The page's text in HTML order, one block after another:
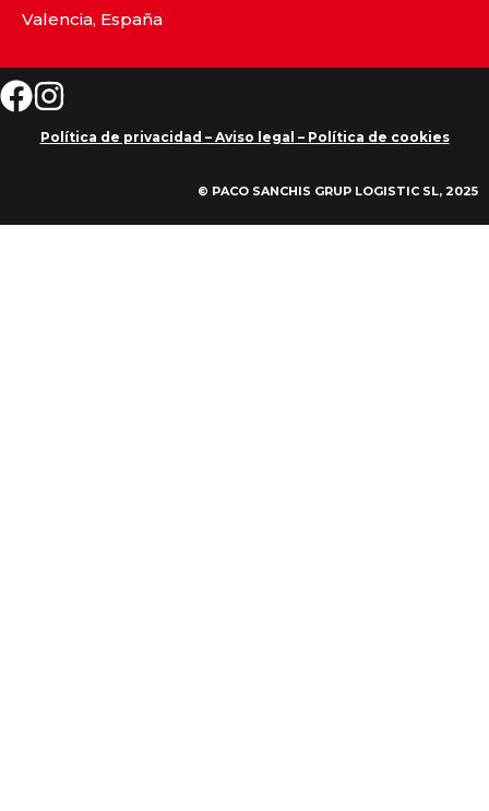
Valencia, España
Política de privacidad – Aviso legal – Política de cookies
© PACO SANCHIS GRUP LOGISTIC SL, 2025